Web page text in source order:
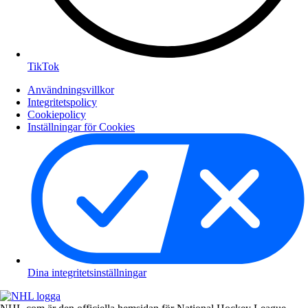
TikTok
Användningsvillkor
Integritetspolicy
Cookiepolicy
Inställningar för Cookies
Dina integritetsinställningar